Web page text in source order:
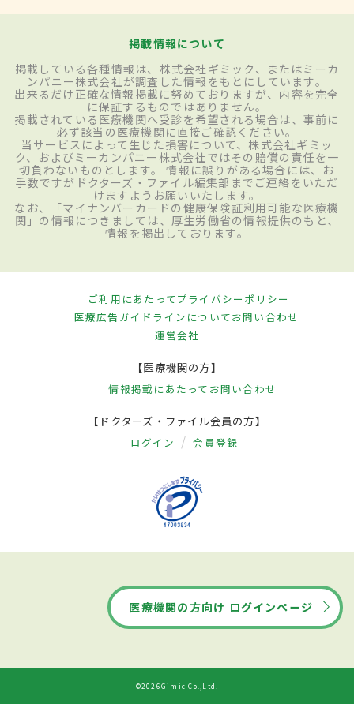
掲載情報について
掲載している各種情報は、株式会社ギミック、またはミーカ
ンパニー株式会社が調査した情報をもとにしています。
出来るだけ正確な情報掲載に努めておりますが、内容を完全
に保証するものではありません。
掲載されている医療機関へ受診を希望される場合は、事前に
必ず該当の医療機関に直接ご確認ください。
当サービスによって生じた損害について、株式会社ギミッ
ク、およびミーカンパニー株式会社ではその賠償の責任を一
切負わないものとします。 情報に誤りがある場合には、お
手数ですがドクターズ・ファイル編集部までご連絡をいただ
けますようお願いいたします。
なお、「マイナンバーカードの健康保険証利用可能な医療機
関」の情報につきましては、厚生労働省の情報提供のもと、
情報を掲出しております。
ご利用にあたってプライバシーポリシー
医療広告ガイドラインについてお問い合わせ
運営会社
【医療機関の方】
情報掲載にあたって お問い合わせ
【ドクターズ・ファイル会員の方】
ログイン 会員登録
医療機関の方向け ログインページ
©2026Gimic Co.,Ltd.